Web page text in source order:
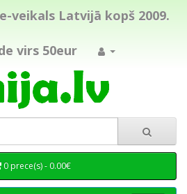
veikals Latvijā kopš 2009.
virs 50eur
0 prece(s) - 0.00€